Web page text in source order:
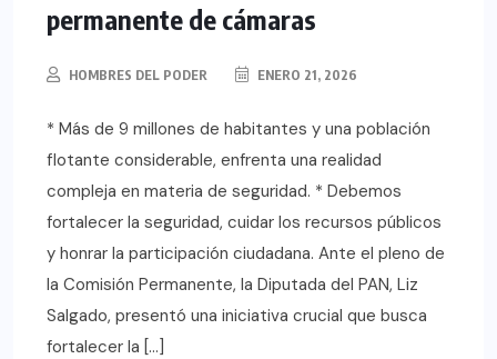
permanente de cámaras
HOMBRES DEL PODER ENERO 21, 2026
* Más de 9 millones de habitantes y una población
flotante considerable, enfrenta una realidad
compleja en materia de seguridad. * Debemos
fortalecer la seguridad, cuidar los recursos públicos
y honrar la participación ciudadana. Ante el pleno de
la Comisión Permanente, la Diputada del PAN, Liz
Salgado, presentó una iniciativa crucial que busca
fortalecer la […]